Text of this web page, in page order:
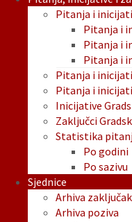
Pitanja i
Pitanja i
Pitanja i
Pitanja i
Pitanja i
Pitanja i
Inicijative
Zaključci
Statistika
Po godini
Po sazivu
Sjednice
Arhiva
Arhiva poziva